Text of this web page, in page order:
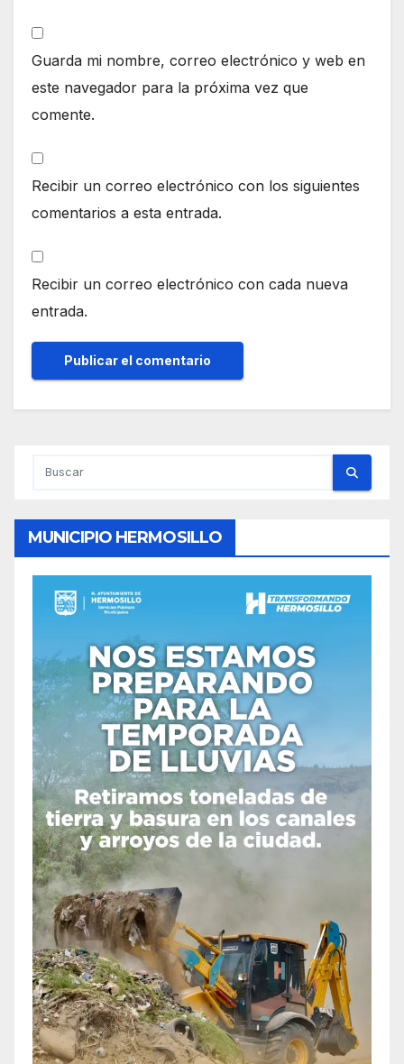
Guarda mi nombre, correo electrónico y web en
este navegador para la próxima vez que
comente.
Recibir un correo electrónico con los siguientes
comentarios a esta entrada.
Recibir un correo electrónico con cada nueva
entrada.
MUNICIPIO HERMOSILLO